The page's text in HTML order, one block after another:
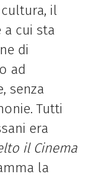
il
cui sta
di
ad
senza
Tutti
era
il Cinema
la